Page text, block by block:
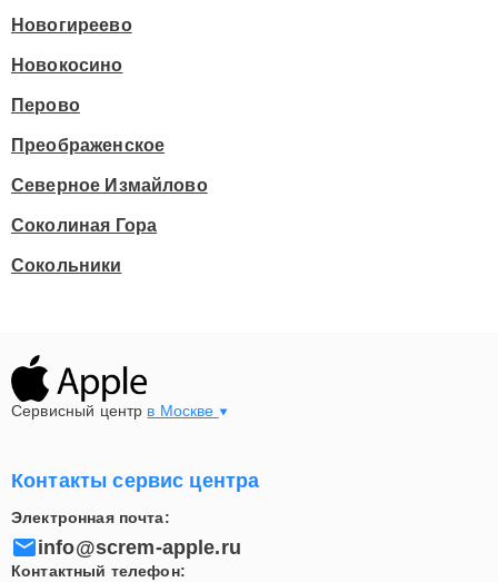
Новогиреево
Новокосино
Перово
Преображенское
Северное Измайлово
Соколиная Гора
Сокольники
Сервисный центр в Москве
Контакты сервис центра
Электронная почта:
info@screm-apple.ru
Контактный телефон: